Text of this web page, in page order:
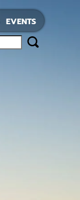
EVENTS